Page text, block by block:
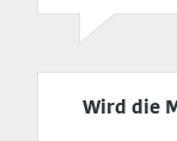
Wird die